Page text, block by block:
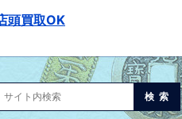
頭買取OK
検索